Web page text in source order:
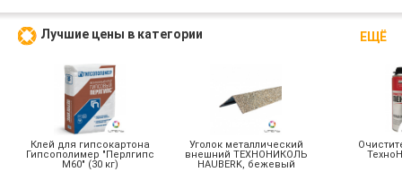
ЕЩЁ
Лучшие цены в категории
Клей для гипсокартона
Гипсополимер "Перлгипс
М60" (30 кг)
Уголок металлический
внешний ТЕХНОНИКОЛЬ
HAUBERK, бежевый